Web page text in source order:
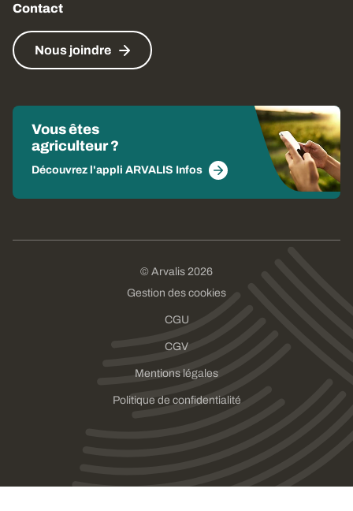
Contact
Nous joindre
Vous êtes
agriculteur ?
Découvrez l'appli ARVALIS Infos
© Arvalis 2026
Gestion des cookies
CGU
CGV
Mentions légales
Politique de confidentialité